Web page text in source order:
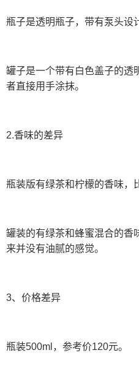
瓶子是透明瓶子，带有泵头设
罐子是一个带有白色盖子的透
者直接用手涂抹。
2.香味的差异
瓶装版有绿茶和柠檬的香味，
罐装的有绿茶和蜂蜜混合的香
来并没有油腻的感觉。
3、价格差异
瓶装500ml，参考价120元。